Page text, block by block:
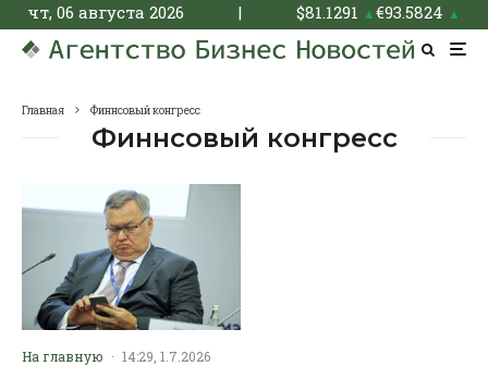
чт, 06 августа 2026 | $81.1291 ▲€93.5824 ▲
Главная Финнсовый конгресс
Финнсовый конгресс
На главную · 14:29, 1.7.2026